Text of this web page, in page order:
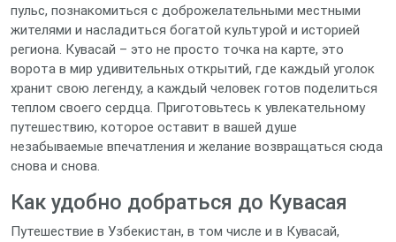
пульс, познакомиться с доброжелательными местными
жителями и насладиться богатой культурой и историей
региона. Кувасай – это не просто точка на карте, это
ворота в мир удивительных открытий, где каждый уголок
хранит свою легенду, а каждый человек готов поделиться
теплом своего сердца. Приготовьтесь к увлекательному
путешествию, которое оставит в вашей душе
незабываемые впечатления и желание возвращаться сюда
снова и снова.
Как удобно добраться до Кувасая
Путешествие в Узбекистан, в том числе и в Кувасай,